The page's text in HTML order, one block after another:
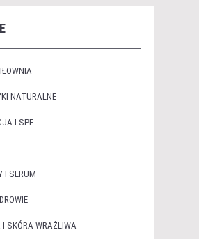
NATURALNE
I SPF
I SERUM
SKÓRA WRAŻLIWA